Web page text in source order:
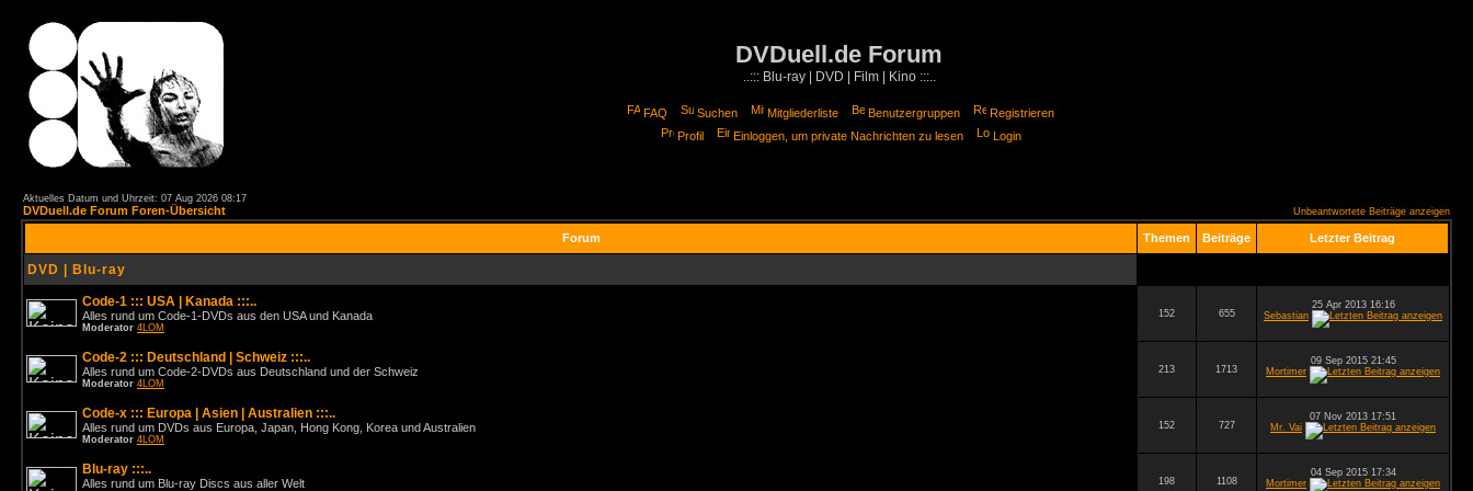
DVDuell.de Forum
..::: Blu-ray | DVD | Film | Kino :::..
FAQ Suchen Mitgliederliste Benutzergruppen
Registrieren
Profil
Einloggen, um private Nachrichten zu lesen Login
Aktuelles Datum und Uhrzeit: 07 Aug 2026 08:17
DVDuell.de Forum Foren-Übersicht Unbeantwortete Beiträge anzeigen
Forum Themen Beiträge Letzter Beitrag
DVD | Blu-ray
Code-1 ::: USA | Kanada :::..
Alles rund um Code-1-DVDs aus den USA und Kanada
Moderator 4LOM
152 655
25 Apr 2013 16:16
Sebastian
Code-2 ::: Deutschland | Schweiz :::..
Alles rund um Code-2-DVDs aus Deutschland und der Schweiz
Moderator 4LOM
213 1713
09 Sep 2015 21:45
Mortimer
Code-x ::: Europa | Asien | Australien :::..
Alles rund um DVDs aus Europa, Japan, Hong Kong, Korea und Australien
Moderator 4LOM
152 727
07 Nov 2013 17:51
Mr. Vai
Blu-ray :::..
Alles rund um Blu-ray Discs aus aller Welt 198 1108
04 Sep 2015 17:34
Mortimer